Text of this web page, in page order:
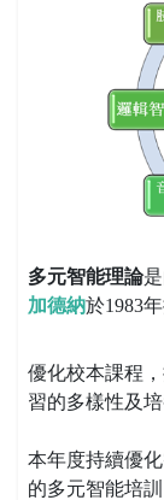
多元智能理論
加德納於1983年
優化校本課程
習的多樣性及
本年度持續優
的多元智能培